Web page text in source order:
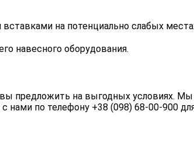
на потенциально слабых
навесного оборудования.
предложить на выгодных условиях.
нами по телефону +38 (098) 68-00-900